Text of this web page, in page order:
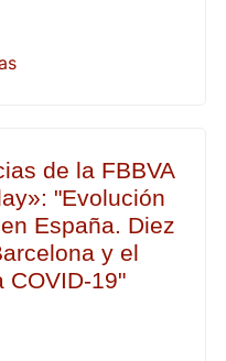
de la FBBVA
"Evolución
España. Diez
y el
COVID-19"